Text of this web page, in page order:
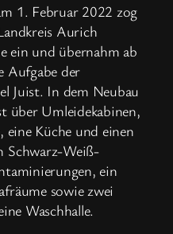
1. Februar 2022 zog
Aurich
ein und übernahm ab
Aufgabe der
Juist. In dem Neubau
über Umleidekabinen,
eine Küche und einen
Schwarz-Weiß-
ein
sowie zwei
Waschhalle.